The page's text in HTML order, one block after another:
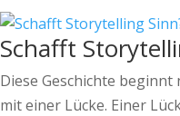
Schafft
Diese Geschichte
mit einer Lücke. Einer